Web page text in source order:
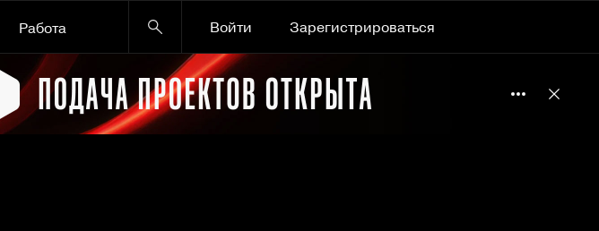
Работа Войти
Зарегистрироваться